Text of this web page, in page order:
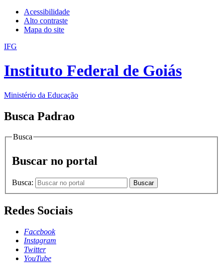
Acessibilidade
Alto contraste
Mapa do site
IFG
Instituto Federal de Goiás
Ministério da Educação
Busca Padrao
Busca
Buscar no portal
Busca: Buscar
Redes Sociais
Facebook
Instagram
Twitter
YouTube